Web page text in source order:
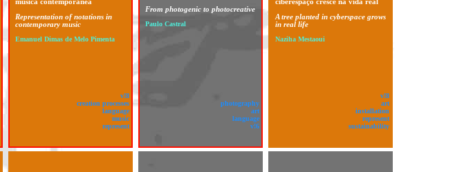
Representation of notations in
contemporary music
Emanuel Dimas de Melo Pimenta
v!8
creation processes
language
music
represent
From photogenic to photocreative
Paulo Castral
photography
art
language
v!6
A tree planted in cyberspace grows
in real life
Naziha Mestaoui
v!8
art
installation
represent
sustainability